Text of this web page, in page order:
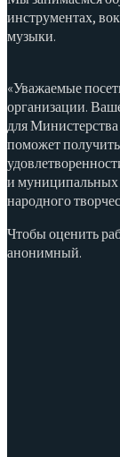
инструментах,
музыки.
«Уважаемые
организации.
для
поможет
и муниципальных
народного
Чтобы оценить
анонимный.